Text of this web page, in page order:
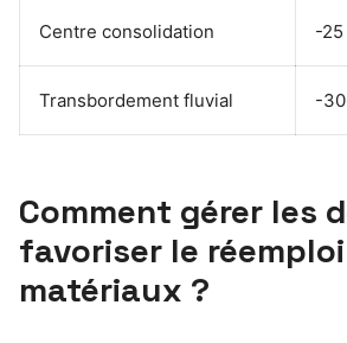
Centre consolidation -25
Transbordement fluvial -
Comment gérer les
favoriser le
matériaux ?